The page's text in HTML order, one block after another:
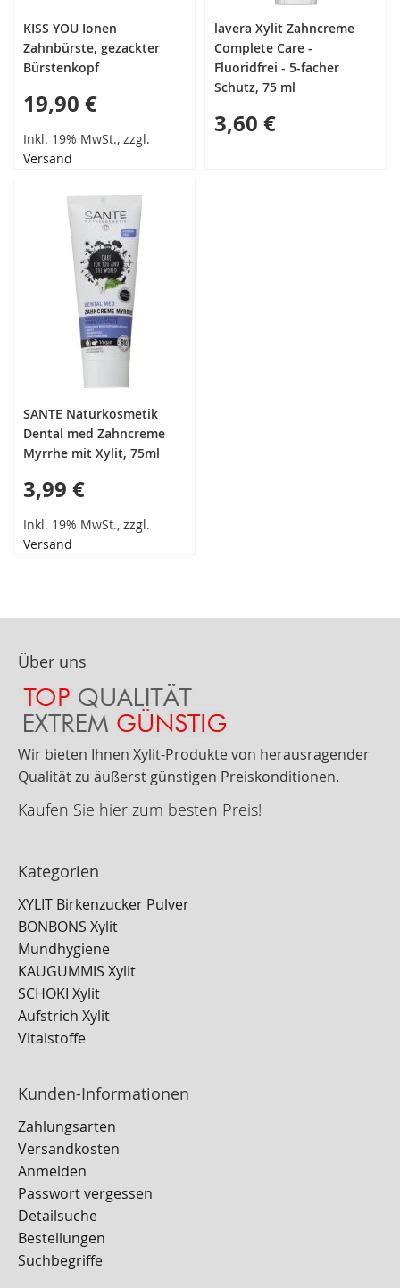
KISS YOU Ionen
Zahnbürste, gezackter
Bürstenkopf
19,90 €
Inkl. 19% MwSt., zzgl.
Versand
lavera Xylit Zahncreme
Complete Care -
Fluoridfrei - 5-facher
Schutz, 75 ml
3,60 €
SANTE Naturkosmetik
Dental med Zahncreme
Myrrhe mit Xylit, 75ml
3,99 €
Inkl. 19% MwSt., zzgl.
Versand
Über uns
Wir bieten Ihnen Xylit-Produkte von herausragender
Qualität zu äußerst günstigen Preiskonditionen.
Kaufen Sie hier zum besten Preis!
Kategorien
XYLIT Birkenzucker Pulver
BONBONS Xylit
Mundhygiene
KAUGUMMIS Xylit
SCHOKI Xylit
Aufstrich Xylit
Vitalstoffe
Kunden-Informationen
Zahlungsarten
Versandkosten
Anmelden
Passwort vergessen
Detailsuche
Bestellungen
Suchbegriffe